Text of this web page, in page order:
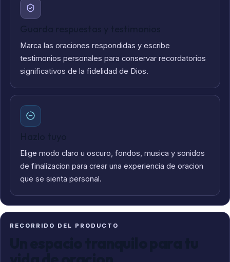
Marca las oraciones respondidas y escribe
testimonios personales para conservar recordatorios
significativos de la fidelidad de Dios.
Elige modo claro u oscuro, fondos, musica y sonidos
de finalizacion para crear una experiencia de oracion
que se sienta personal.
RECORRIDO DEL PRODUCTO